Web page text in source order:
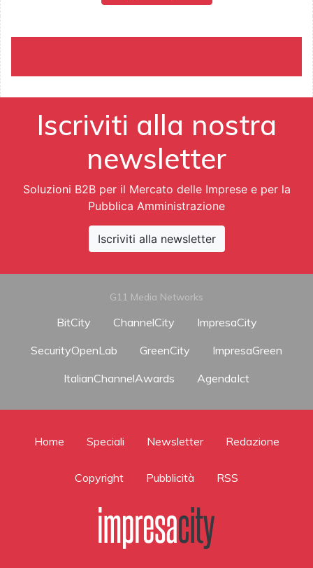
Iscriviti alla nostra
newsletter
Soluzioni B2B per il Mercato delle Imprese e per la
Pubblica Amministrazione
Iscriviti alla newsletter
G11 Media Networks
BitCity ChannelCity
ImpresaCity
SecurityOpenLab
GreenCity
ImpresaGreen
ItalianChannelAwards
AgendaIct
Home Speciali Newsletter Redazione
Copyright Pubblicità RSS